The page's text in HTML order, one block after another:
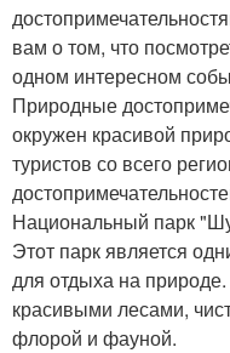
вам о том, что
одном интересном
Природные
окружен красивой
туристов со всего
Национальный парк
Этот парк является
для отдыха на
красивыми лесами,
флорой и фауной.